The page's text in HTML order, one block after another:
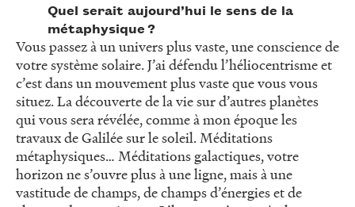
Quel serait aujourd’hui le sens de la
métaphysique ?
Vous passez à un univers plus vaste, une conscience de
votre système solaire. J’ai défendu l’héliocentrisme et
c’est dans un mouvement plus vaste que vous vous
situez. La découverte de la vie sur d’autres planètes
qui vous sera révélée, comme à mon époque les
travaux de Galilée sur le soleil. Méditations
métaphysiques… Méditations galactiques, votre
horizon ne s’ouvre plus à une ligne, mais à une
vastitude de champs, de champs d’énergies et de